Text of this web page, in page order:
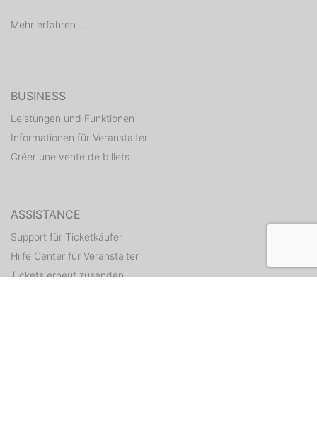
Mehr erfahren ...
BUSINESS
Leistungen und Funktionen
Informationen für Veranstalter
Créer une vente de billets
ASSISTANCE
Support für Ticketkäufer
Hilfe Center für Veranstalter
Tickets erneut zusenden